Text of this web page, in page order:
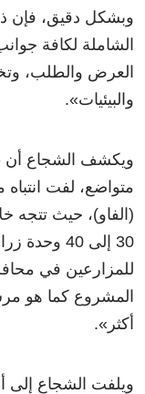
وبشكل دقيق، فإن
الشاملة لكافة
العرض والطلب،
والبيئيات».
ويكشف الشجاع أن
متواضع، لفت انتباه
30 إلى 40
للمزارعين في
المشروع كما هو
أكثر».
ويلفت الشجاع إلى